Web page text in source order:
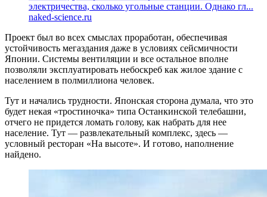
электричества, сколько угольные станции. Однако гл...
naked-science.ru
Проект был во всех смыслах проработан, обеспечивая
устойчивость мегаздания даже в условиях сейсмичности
Японии. Системы вентиляции и все остальное вполне
позволяли эксплуатировать небоскреб как жилое здание с
населением в полмиллиона человек.
Тут и начались трудности. Японская сторона думала, что это
будет некая «тростиночка» типа Останкинской телебашни,
отчего не придется ломать голову, как набрать для нее
население. Тут — развлекательный комплекс, здесь —
условный ресторан «На высоте». И готово, наполнение
найдено.